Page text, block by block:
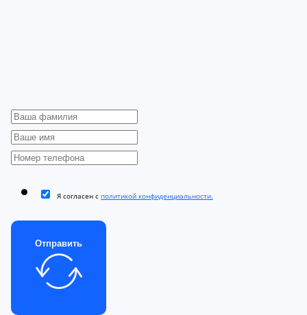
Я согласен с политикой конфиденциальности.
Отправить